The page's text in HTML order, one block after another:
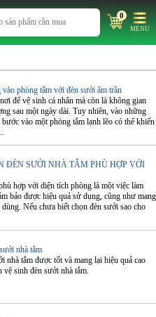
0
MENU
phòng tắm với đèn sưởi âm trần
để vệ sinh cá nhân mà còn là không gian
sau một ngày dài. Tuy nhiên, vào những
vào một phòng tắm lạnh lẽo có thể khiến
ĐÈN SƯỞI NHÀ TẮM PHÙ HỢP VỚI
hợp với diện tích phòng là một việc làm
bảo được hiệu quả sử dụng, cũng như mang
Nếu chưa biết chọn đèn sưởi sao cho
nhà tắm
nhà tắm được tốt và mang lại hiệu quả cao
sinh đèn sưởi nhà tắm.